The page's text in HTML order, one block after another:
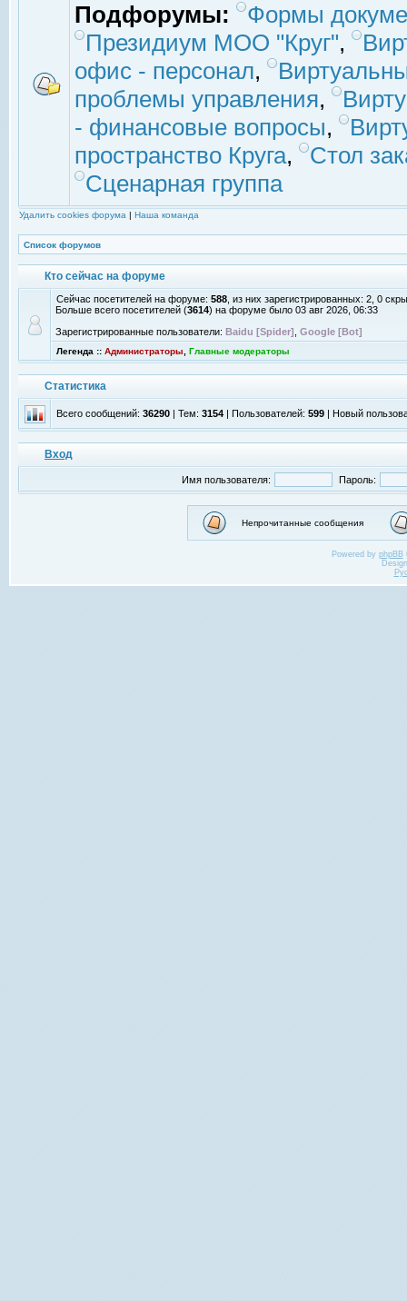
Подфорумы:
Формы
Президиум МОО "Круг",
офис - персонал,
проблемы управления,
- финансовые вопросы,
пространство Круга,
Стол
Сценарная группа
Удалить cookies форума | Наша команда
Список форумов
Кто сейчас на форуме
Сейчас посетителей на форуме: 588 , из них зарегистрированных: 2, 0
Больше всего посетителей (3614) на форуме было 03 авг 2026, 06:33
Зарегистрированные пользователи: Baidu [Spider] Google [Bot]
Легенда :: Администраторы Главные модераторы
Статистика
Всего сообщений: 36290 | Тем: 3154 | Пользователей: 599 | Новый
Вход
Имя пользователя: Пароль:
Непрочитанные сообщения
Powered by phpBB